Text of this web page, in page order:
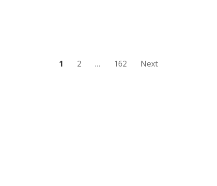
1 2 … 162 Next